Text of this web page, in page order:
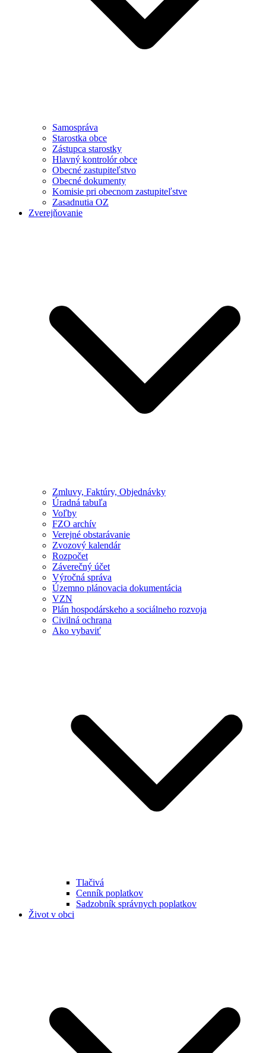
Samospráva
Starostka obce
Zástupca starostky
Hlavný kontrolór obce
Obecné zastupiteľstvo
Obecné dokumenty
Komisie pri obecnom zastupiteľstve
Zasadnutia OZ
Zverejňovanie
Zmluvy, Faktúry, Objednávky
Úradná tabuľa
Voľby
FZO archív
Verejné obstarávanie
Zvozový kalendár
Rozpočet
Záverečný účet
Výročná správa
Územno plánovacia dokumentácia
VZN
Plán hospodárskeho a sociálneho rozvoja
Civilná ochrana
Ako vybaviť
Tlačivá
Cenník poplatkov
Sadzobník správnych poplatkov
Život v obci